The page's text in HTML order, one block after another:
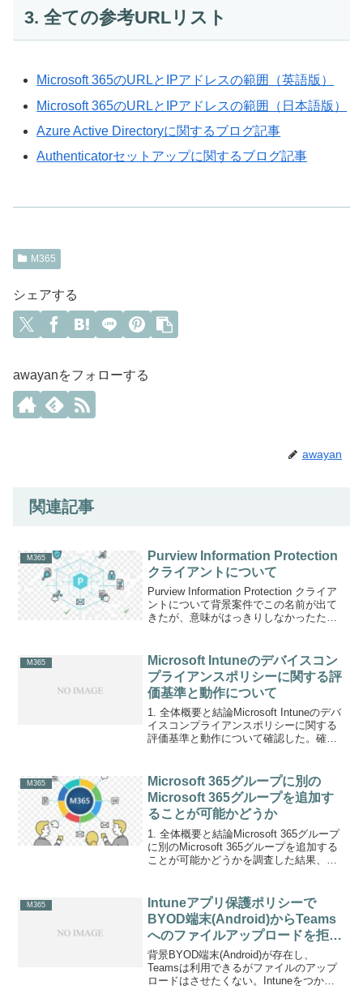
3. 全ての参考URLリスト
Microsoft 365のURLとIPアドレスの範囲（英語版）
Microsoft 365のURLとIPアドレスの範囲（日本語版）
Azure Active Directoryに関するブログ記事
Authenticatorセットアップに関するブログ記事
M365
シェアする
awayanをフォローする
awayan
関連記事
M365
Purview Information Protection
クライアントについて
Purview Information Protection クライア
ントについて背景案件でこの名前が出て
きたが、意味がはっきりしなかったため
る。結論Purvi...
M365
Microsoft Intuneのデバイスコン
プライアンスポリシーに関する評
価基準と動作について
1. 全体概要と結論Microsoft Intuneのデバ
イスコンプライアンスポリシーに関する
評価基準と動作について確認した。確認
ぞれの評価結果が、デバイス全体の準拠
状...
M365
Microsoft 365グループに別の
Microsoft 365グループを追加す
ることが可能かどうか
1. 全体概要と結論Microsoft 365グループ
に別のMicrosoft 365グループを追加する
ことが可能かどうかを調査した結果、現
いないことが判...
M365
Intuneアプリ保護ポリシーで
BYOD端末(Android)からTeams
へのファイルアップロードを拒否
する方法
背景BYOD端末(Android)が存在し、
Teamsは利用できるがファイルのアップ
ロードはさせたくない。Intuneをつかっ